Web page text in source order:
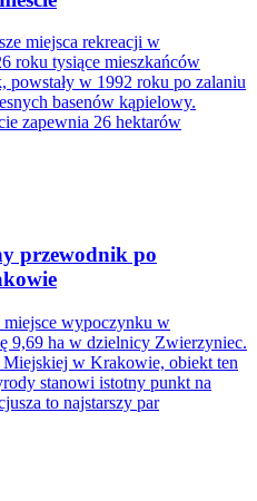
miejsca rekreacji w
roku tysiące mieszkańców
powstały w 1992 roku po zalaniu
basenów kąpielowy.
zapewnia 26 hektarów
przewodnik po
miejsce wypoczynku w
9,69 ha w dzielnicy Zwierzyniec.
Miejskiej w Krakowie, obiekt ten
stanowi istotny punkt na
to najstarszy par